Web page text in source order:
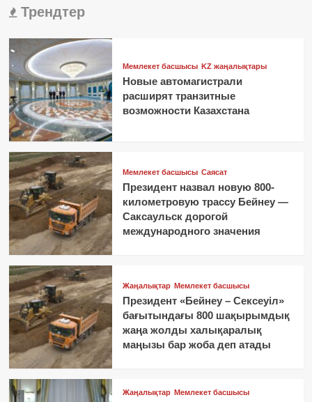
Трендтер
Мемлекет басшысы KZ жаңалықтары
Новые автомагистрали
расширят транзитные
возможности Казахстана
Мемлекет басшысы Саясат
Президент назвал новую 800-
километровую трассу Бейнеу —
Саксаульск дорогой
международного значения
Жаңалықтар Мемлекет басшысы
Президент «Бейнеу – Сексеуіл»
бағытындағы 800 шақырымдық
жаңа жолды халықаралық
маңызы бар жоба деп атады
Жаңалықтар Мемлекет басшысы